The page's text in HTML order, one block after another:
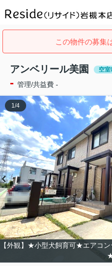
この物件の募集
アンベリール美園 空室
- 管理/共益費 -
【外観】★小型犬飼育可★エアコ
1/4